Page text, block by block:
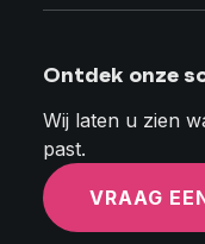
Ontdek onze
Wij laten u zien
past.
VRAAG